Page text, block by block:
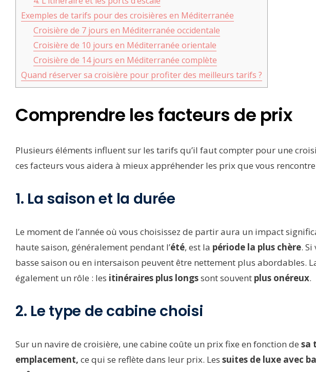
Exemples de tarifs pour des croisières en Méditerranée
Croisière de 7 jours en Méditerranée occidentale
Croisière de 10 jours en Méditerranée orientale
Croisière de 14 jours en Méditerranée complète
Quand réserver sa croisière pour profiter des meilleurs tarifs ?
Comprendre les facteurs de prix
Plusieurs éléments influent sur les tarifs qu’il faut compter pour une
ces facteurs vous aidera à mieux appréhender les prix que vous
1. La saison et la durée
Le moment de l’année où vous choisissez de partir aura un impact
haute saison, généralement pendant l’été, est la période la plus chère.
basse saison ou en intersaison peuvent être nettement plus abordables.
également un rôle : les itinéraires plus longssont souvent plus onéreux.
2. Le type de cabine choisi
Sur un navire de croisière, une cabine coûte un prix fixe en fonction de sa
emplacement, ce qui se reflète dans leur prix. Les suites de luxe avec